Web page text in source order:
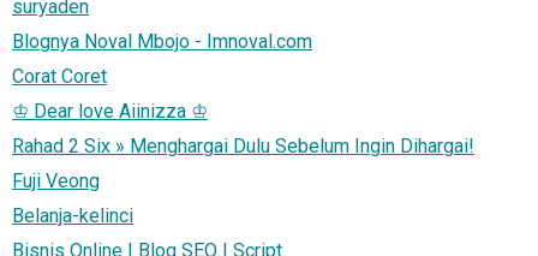
suryaden
Blognya Noval Mbojo - Imnoval.com
Corat Coret
♔ Dear love Aiinizza ♔
Rahad 2 Six » Menghargai Dulu Sebelum Ingin Dihargai!
Fuji Veong
Belanja-kelinci
Bisnis Online | Blog SEO | Script